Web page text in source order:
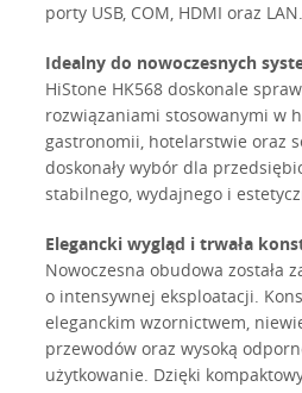
porty USB, COM, HDMI oraz LAN.
Idealny do nowoczesnych
HiStone HK568 doskonale
rozwiązaniami stosowanymi w
gastronomii, hotelarstwie oraz
doskonały wybór dla
stabilnego, wydajnego i
Elegancki wygląd i trwała
Nowoczesna obudowa została
o intensywnej eksploatacji.
eleganckim wzornictwem,
przewodów oraz wysoką
użytkowanie. Dzięki